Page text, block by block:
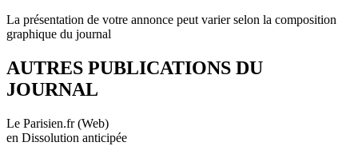
La présentation de votre annonce peut varier selon la composition
graphique du journal
AUTRES PUBLICATIONS DU
JOURNAL
Le Parisien.fr (Web)
en Dissolution anticipée